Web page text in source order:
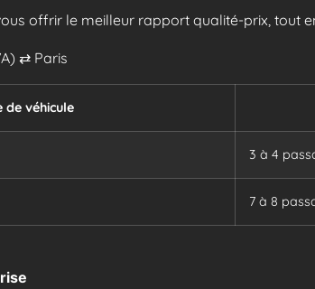
offrir le meilleur rapport qualité-prix, tout
⇄ Paris
de véhicule
3 à 4
7 à 8